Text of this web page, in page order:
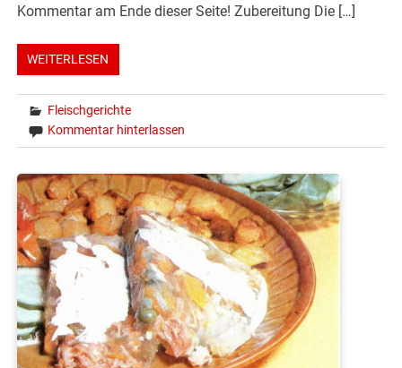
Kommentar am Ende dieser Seite! Zubereitung Die […]
WEITERLESEN
Fleischgerichte
Kommentar hinterlassen